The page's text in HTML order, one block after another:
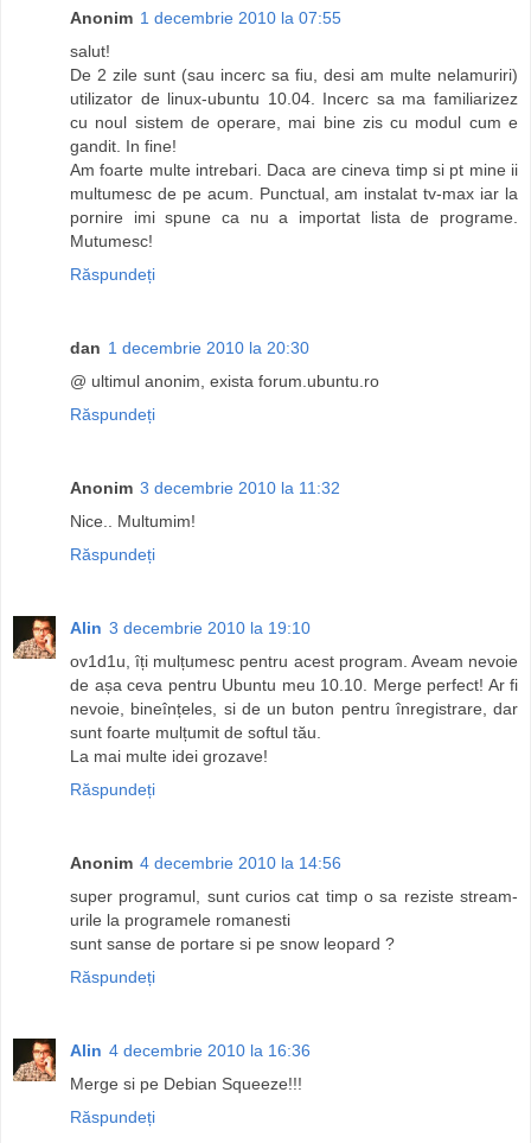
Anonim 1 decembrie 2010 la 07:55
salut!
De 2 zile sunt (sau incerc sa fiu, desi am multe nelamuriri)
utilizator de linux-ubuntu 10.04. Incerc sa ma familiarizez
cu noul sistem de operare, mai bine zis cu modul cum e
gandit. In fine!
Am foarte multe intrebari. Daca are cineva timp si pt mine ii
multumesc de pe acum. Punctual, am instalat tv-max iar la
pornire imi spune ca nu a importat lista de programe.
Mutumesc!
Răspundeți
dan 1 decembrie 2010 la 20:30
@ ultimul anonim, exista forum.ubuntu.ro
Răspundeți
Anonim 3 decembrie 2010 la 11:32
Nice.. Multumim!
Răspundeți
Alin 3 decembrie 2010 la 19:10
ov1d1u, îți mulțumesc pentru acest program. Aveam nevoie
de așa ceva pentru Ubuntu meu 10.10. Merge perfect! Ar fi
nevoie, bineînțeles, si de un buton pentru înregistrare, dar
sunt foarte mulțumit de softul tău.
La mai multe idei grozave!
Răspundeți
Anonim 4 decembrie 2010 la 14:56
super programul, sunt curios cat timp o sa reziste stream-
urile la programele romanesti
sunt sanse de portare si pe snow leopard ?
Răspundeți
Alin 4 decembrie 2010 la 16:36
Merge si pe Debian Squeeze!!!
Răspundeți